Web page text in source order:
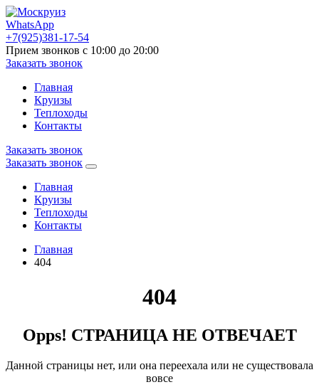
WhatsApp
+7(925)381-17-54
Прием звонков с 10:00 до 20:00
Заказать звонок
Главная
Круизы
Теплоходы
Контакты
Заказать звонок
Заказать звонок
Главная
Круизы
Теплоходы
Контакты
Главная
404
404
Opps! СТРАНИЦА НЕ ОТВЕЧАЕТ
Данной страницы нет, или она переехала или не существовала
вовсе